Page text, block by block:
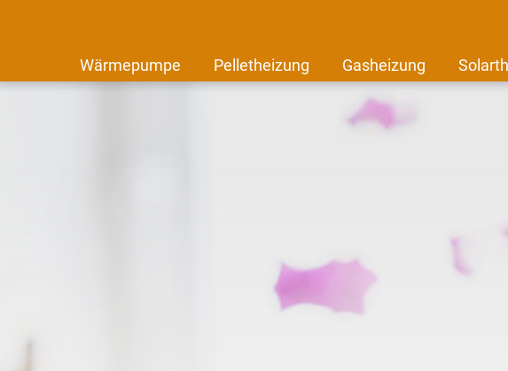
Wärmepumpe Pelletheizung Gasheizung